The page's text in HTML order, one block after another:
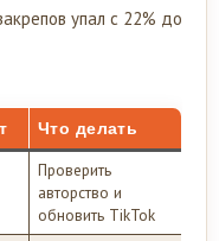
упал с 22% до
Что делать
Проверить
авторство и
обновить TikTok